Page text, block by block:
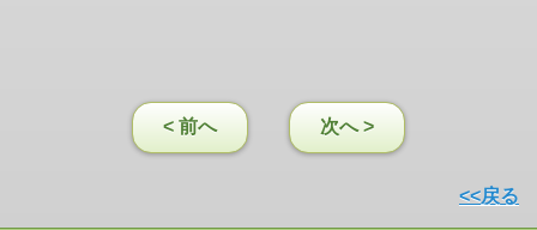
< 前へ 次へ >
<<戻る